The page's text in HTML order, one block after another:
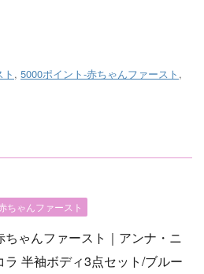
, 5000ポイント-赤ちゃんファースト ,
ちゃんファースト
ちゃんファースト｜アンナ・ニ
ラ 半袖ボディ3点セット/ブルー